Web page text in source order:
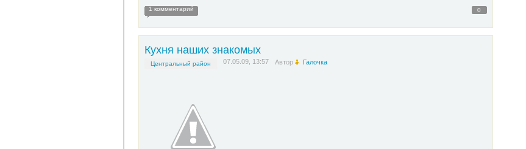
0
1 комментарий
Кухня наших знакомых
Центральный район 07.05.09, 13:57 Автор Галочка